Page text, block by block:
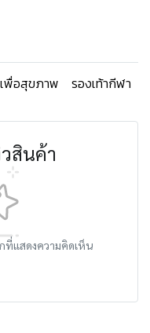
เพื่อสุขภาพ
รองเท้ากีฬา
สินค้า
ที่แสดงความคิดเห็น